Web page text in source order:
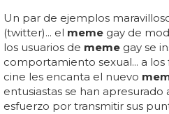
Un par de ejemplos
(twitter)... el meme gay de
los usuarios de meme gay se
comportamiento sexual... a los
cine les encanta el nuevo
entusiastas se han apresurado
esfuerzo por transmitir sus